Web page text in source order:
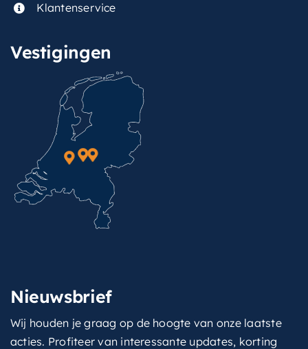
Klantenservice
Vestigingen
Nieuwsbrief
Wij houden je graag op de hoogte van onze laatste
acties. Profiteer van interessante updates, korting